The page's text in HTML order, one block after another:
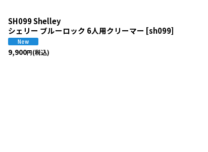
SH099 Shelley
シェリー ブルーロック 6人用クリーマー [sh099]
9,900円(税込)